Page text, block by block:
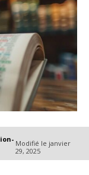
Modifié le janvier
29, 2025